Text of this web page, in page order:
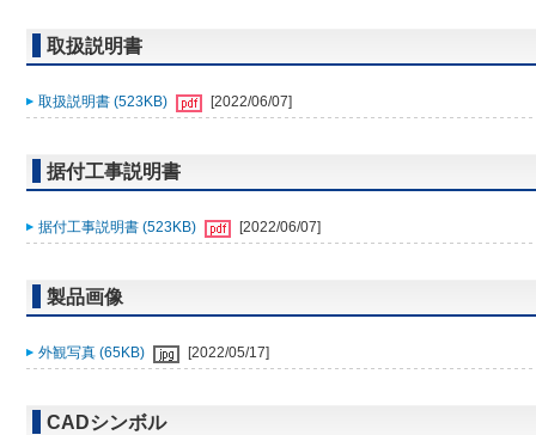
取扱説明書
取扱説明書 (523KB) [2022/06/07]
据付工事説明書
据付工事説明書 (523KB) [2022/06/07]
製品画像
外観写真 (65KB) [2022/05/17]
CADシンボル